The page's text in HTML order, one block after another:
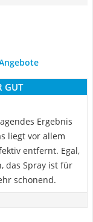
GUT
Ergebnis
liegt vor allem
entfernt. Egal,
das Spray ist für
schonend.